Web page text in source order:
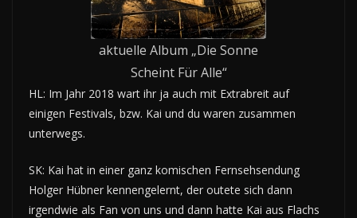
aktuelle Album „Die Sonne
Scheint Für Alle“
HL: Im Jahr 2018 wart ihr ja auch mit Extrabreit auf
einigen Festivals, bzw. Kai und du waren zusammen
unterwegs.
SK: Kai hat in einer ganz komischen Fernsehsendung
Holger Hübner kennengelernt, der outete sich dann
irgendwie als Fan von uns und dann hatte Kai aus Flachs